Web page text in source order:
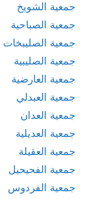
جمعية الشويخ
جمعية الصباحية
جمعية الصليبخات
جمعية الصليبية
جمعية العارضية
جمعية العبدلي
جمعية العدان
جمعية العديلية
جمعية العقيلة
جمعية الفحيحيل
جمعية الفردوس